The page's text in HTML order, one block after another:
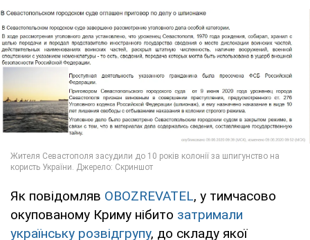
Як повідомляв OBOZREVATEL, у тимчасово
окупованому Криму нібито затримали
українську розвідгрупу, до складу якої